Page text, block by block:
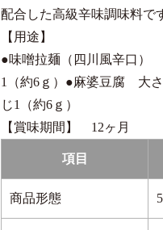
配合した高級辛味調味料で
【用途】
●味噌拉麺（四川風辛口）
1（約6ｇ）●麻婆豆腐 大
じ1（約6ｇ）
【賞味期間】 12ヶ月
項目
商品形態